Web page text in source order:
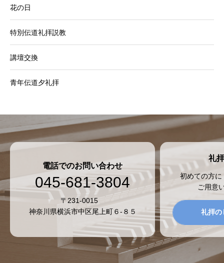
花の日
特別伝道礼拝説教
講壇交換
青年伝道夕礼拝
電話でのお問い合わせ
045-681-3804
〒231-0015
神奈川県横浜市中区尾上町６-８５
礼
初めての方
ご用意
礼拝の